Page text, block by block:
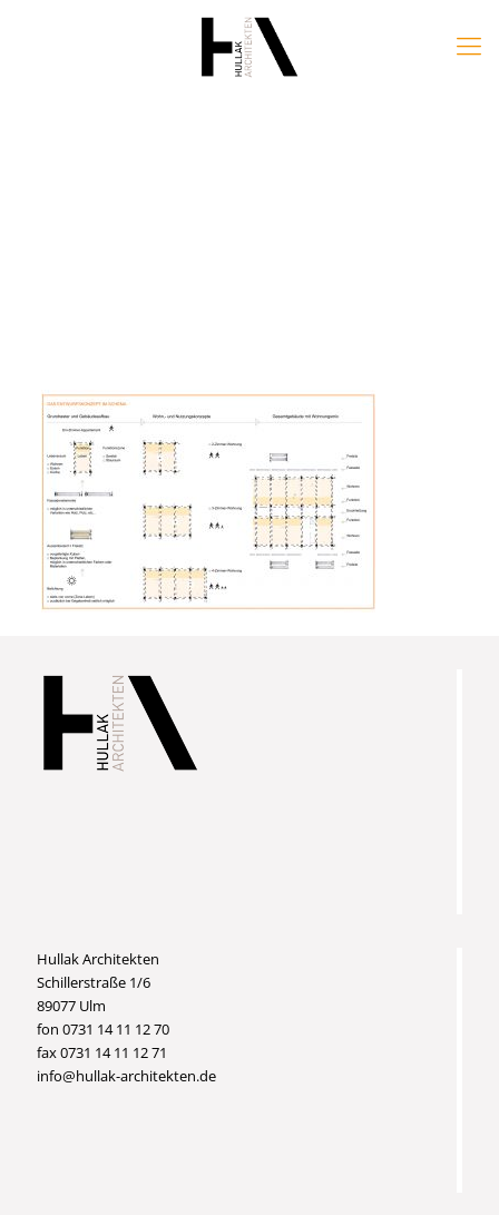
Hullak Architekten
Schillerstraße 1/6
89077 Ulm
fon 0731 14 11 12 70
fax 0731 14 11 12 71
info@hullak-architekten.de